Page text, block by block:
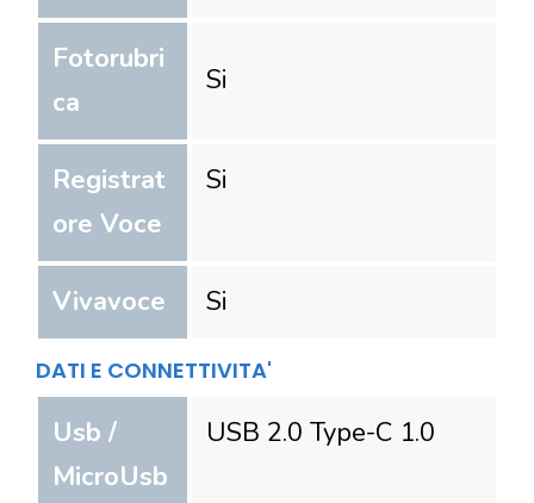
Fotorubri
ca
Si
Registrat
ore Voce
Si
Vivavoce Si
DATI E CONNETTIVITA'
Usb /
MicroUsb
USB 2.0 Type-C 1.0